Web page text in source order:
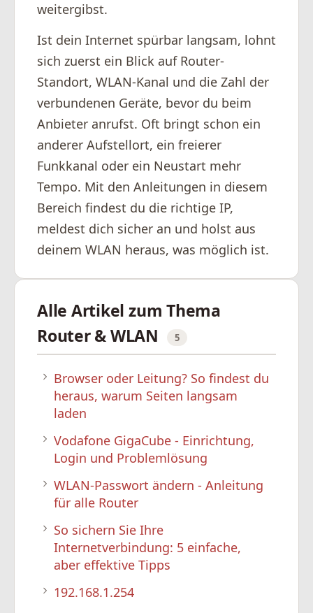
weitergibst.
Ist dein Internet spürbar langsam, lohnt
sich zuerst ein Blick auf Router-
Standort, WLAN-Kanal und die Zahl der
verbundenen Geräte, bevor du beim
Anbieter anrufst. Oft bringt schon ein
anderer Aufstellort, ein freierer
Funkkanal oder ein Neustart mehr
Tempo. Mit den Anleitungen in diesem
Bereich findest du die richtige IP,
meldest dich sicher an und holst aus
deinem WLAN heraus, was möglich ist.
Alle Artikel zum Thema
Router & WLAN
5
Browser oder Leitung? So findest du
heraus, warum Seiten langsam
laden
Vodafone GigaCube - Einrichtung,
Login und Problemlösung
WLAN-Passwort ändern - Anleitung
für alle Router
So sichern Sie Ihre
Internetverbindung: 5 einfache,
aber effektive Tipps
192.168.1.254